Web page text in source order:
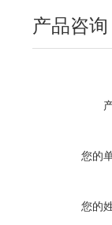
产品咨询
您的
您的